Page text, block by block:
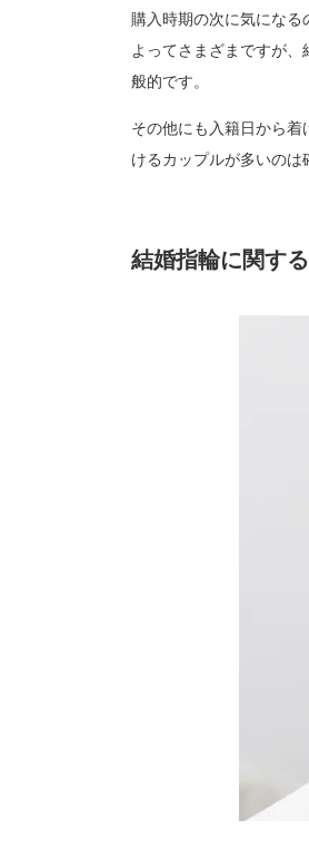
購入時期の次に気になる
よってさまざまですが
般的です。
その他にも入籍日から
けるカップルが多いのは
結婚指輪に関す